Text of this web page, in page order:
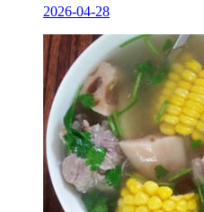
2026-04-28